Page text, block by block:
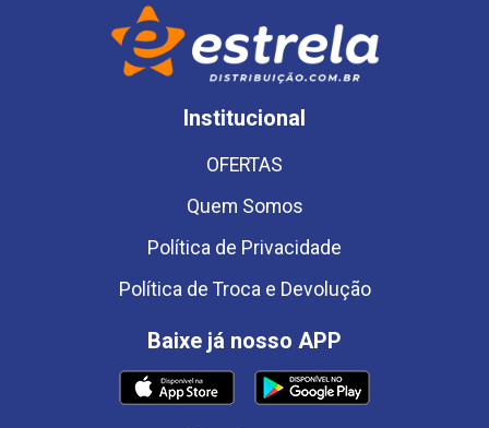
Institucional
OFERTAS
Quem Somos
Política de Privacidade
Política de Troca e Devolução
Baixe já nosso APP